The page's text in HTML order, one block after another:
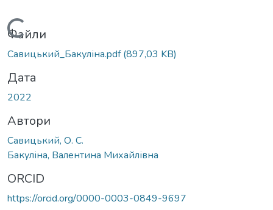
Вантажиться...
Файли
Савицький_Бакуліна.pdf(897,03 KB)
Дата
2022
Автори
Савицький, О. С.
Бакуліна, Валентина Михайлівна
ORCID
https://orcid.org/0000-0003-0849-9697